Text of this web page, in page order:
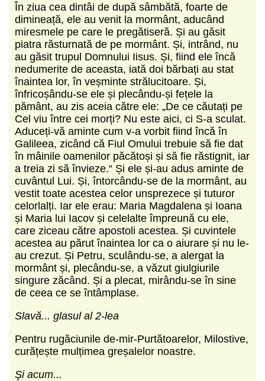
În ziua cea dintâi de după sâmbătă, foarte de
dimineață, ele au venit la mormânt, aducând
miresmele pe care le pregătiseră. Și au găsit
piatra răsturnată de pe mormânt. Și, intrând, nu
au găsit trupul Domnului Iisus. Și, fiind ele încă
nedumerite de aceasta, iată doi bărbați au stat
înaintea lor, în veșminte strălucitoare. Și,
înfricoșându-se ele și plecându-și fețele la
pământ, au zis aceia către ele: „De ce căutați pe
Cel viu între cei morți? Nu este aici, ci S-a sculat.
Aduceți-vă aminte cum v-a vorbit fiind încă în
Galileea, zicând că Fiul Omului trebuie să fie dat
în mâinile oamenilor păcătoși și să fie răstignit, iar
a treia zi să învieze.“ Și ele și-au adus aminte de
cuvântul Lui. Și, întorcându-se de la mormânt, au
vestit toate acestea celor unsprezece și tuturor
celorlalți. Iar ele erau: Maria Magdalena și Ioana
și Maria lui Iacov și celelalte împreună cu ele,
care ziceau către apostoli acestea. Și cuvintele
acestea au părut înaintea lor ca o aiurare și nu le-
au crezut. Și Petru, sculându-se, a alergat la
mormânt și, plecându-se, a văzut giulgiurile
singure zăcând. Și a plecat, mirându-se în sine
de ceea ce se întâmplase.
Slavă... glasul al 2-lea
Pentru rugăciunile de-mir-Purtătoarelor, Milostive,
curățește mulțimea greșalelor noastre.
Şi acum...